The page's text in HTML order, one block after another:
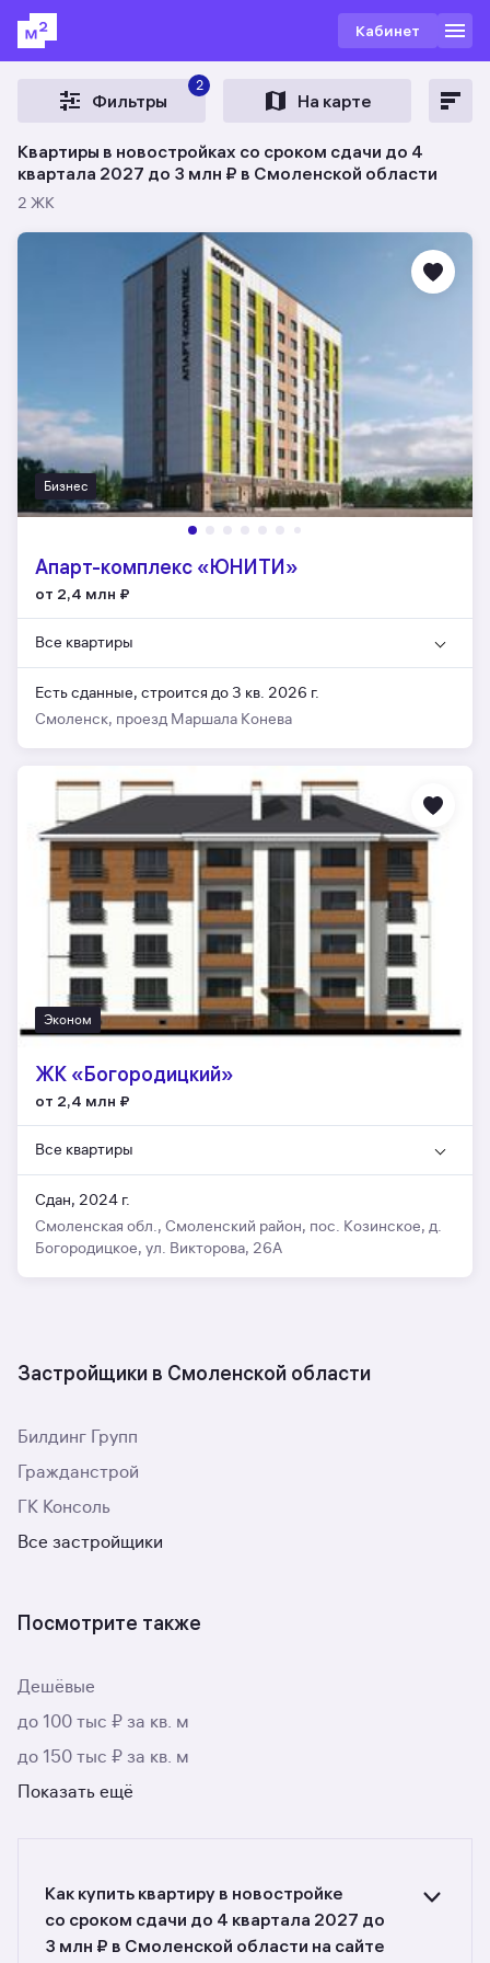
Кабинет
Фильтры
2
На карте
Квартиры в новостройках со сроком сдачи до 4
квартала 2027 до 3 млн ₽ в Смоленской области
2 ЖК
Бизнес
Апарт-комплекс «ЮНИТИ»
от 2,4 млн ₽
Все квартиры
Есть сданные, строится до 3 кв. 2026 г.
Смоленск, проезд Маршала Конева
Эконом
ЖК «Богородицкий»
от 2,4 млн ₽
Все квартиры
Сдан, 2024 г.
Смоленская обл., Смоленский район, пос. Козинское, д.
Богородицкое, ул. Викторова, 26А
Застройщики в Смоленской области
Билдинг Групп
Гражданстрой
ГК Консоль
Все застройщики
Посмотрите также
Дешёвые
до 100 тыс ₽ за кв. м
до 150 тыс ₽ за кв. м
Показать ещё
Как купить квартиру в новостройке
со сроком сдачи до 4 квартала 2027 до
3 млн ₽ в Смоленской области на сайте